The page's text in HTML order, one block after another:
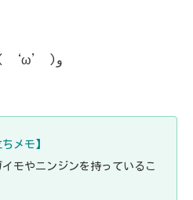
ジャガ畑つくらないと!٩( ‘ω’ )و
メモ】
イモやニンジンを持っているこ